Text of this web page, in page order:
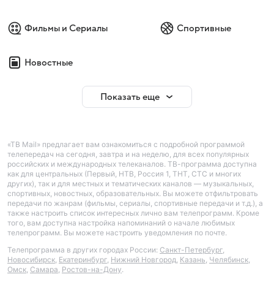
Фильмы и Сериалы Спортивные
Новостные
Показать еще
«ТВ Mail» предлагает вам ознакомиться с подробной программой
телепередач на сегодня, завтра и на неделю, для всех популярных
российских и международных телеканалов. ТВ-программа доступна
как для центральных (Первый, НТВ, Россия 1, ТНТ, СТС и многих
других), так и для местных и тематических каналов — музыкальных,
спортивных, новостных, образовательных. Вы можете отфильтровать
передачи по жанрам (фильмы, сериалы, спортивные передачи и т.д.), а
также настроить список интересных лично вам телепрограмм. Кроме
того, вам доступна настройка напоминаний о начале любимых
телепрограмм. Вы можете настроить уведомления по почте.
Телепрограмма в других городах России: Санкт-Петербург,
Новосибирск, Екатеринбург, Нижний Новгород, Казань, Челябинск,
Омск, Самара, Ростов-на-Дону.